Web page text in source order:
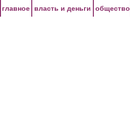
главное власть и деньги общество